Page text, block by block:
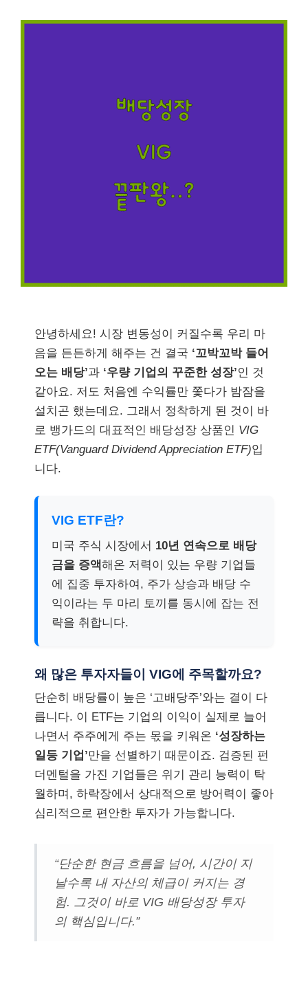
안녕하세요! 시장 변동성이 커질수록 우리 마
음을 든든하게 해주는 건 결국 ‘꼬박꼬박 들어
오는 배당’과 ‘우량 기업의 꾸준한 성장’인 것
같아요. 저도 처음엔 수익률만 쫓다가 밤잠을
설치곤 했는데요. 그래서 정착하게 된 것이 바
로 뱅가드의 대표적인 배당성장 상품인 VIG
ETF(Vanguard Dividend Appreciation ETF)입
니다.
VIG ETF란?
미국 주식 시장에서 10년 연속으로 배당
금을 증액해온 저력이 있는 우량 기업들
에 집중 투자하여, 주가 상승과 배당 수
익이라는 두 마리 토끼를 동시에 잡는 전
략을 취합니다.
왜 많은 투자자들이 VIG에 주목할까요?
단순히 배당률이 높은 ‘고배당주’와는 결이 다
릅니다. 이 ETF는 기업의 이익이 실제로 늘어
나면서 주주에게 주는 몫을 키워온 ‘성장하는
일등 기업’만을 선별하기 때문이죠. 검증된 펀
더멘털을 가진 기업들은 위기 관리 능력이 탁
월하며, 하락장에서 상대적으로 방어력이 좋아
심리적으로 편안한 투자가 가능합니다.
“단순한 현금 흐름을 넘어, 시간이 지
날수록 내 자산의 체급이 커지는 경
험. 그것이 바로 VIG 배당성장 투자
의 핵심입니다.”